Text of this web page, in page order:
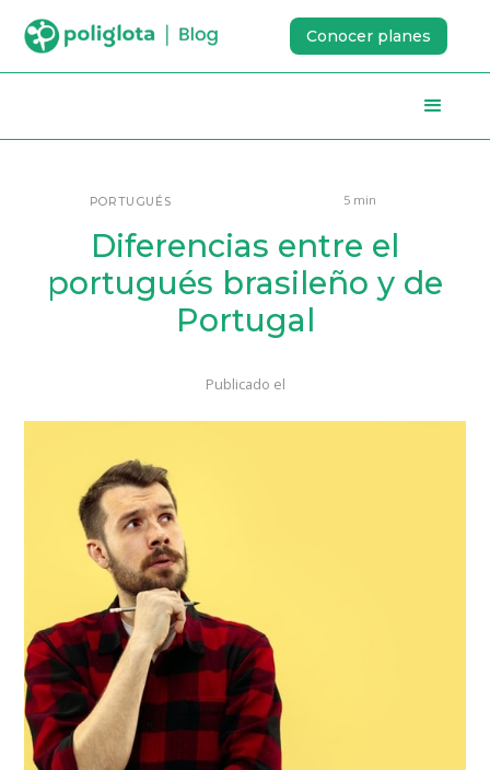
Conocer planes
PORTUGUÉS 5 min
Diferencias entre el
portugués brasileño y de
Portugal
Publicado el